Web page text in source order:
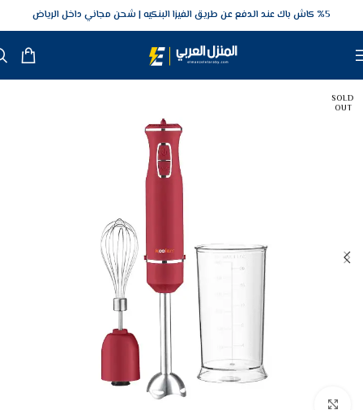
5‎% كاش باك عند الدفع عن طريق الفيزا البنكيه شحن مجاني داخل الرياض
SOLD
OUT